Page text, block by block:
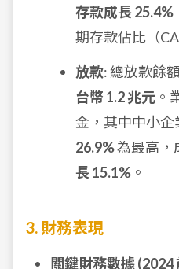
存款成長 25.4%
期存款佔比（
放款: 總放款餘
台幣 1.2 兆元 。
金，其中中小企
26.9%為最高，
長 15.1% 。
3. 財務表現
關鍵財務數據 (2024